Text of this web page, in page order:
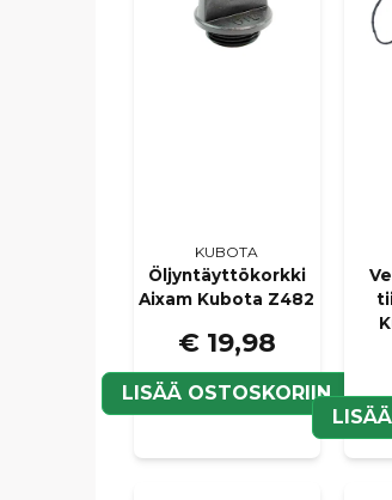
KUBOTA
Öljyntäyttökorkki
Aixam Kubota Z482
€ 19,98
LISÄÄ OSTOSKORIIN